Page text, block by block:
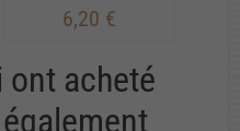
6,20 €
acheté